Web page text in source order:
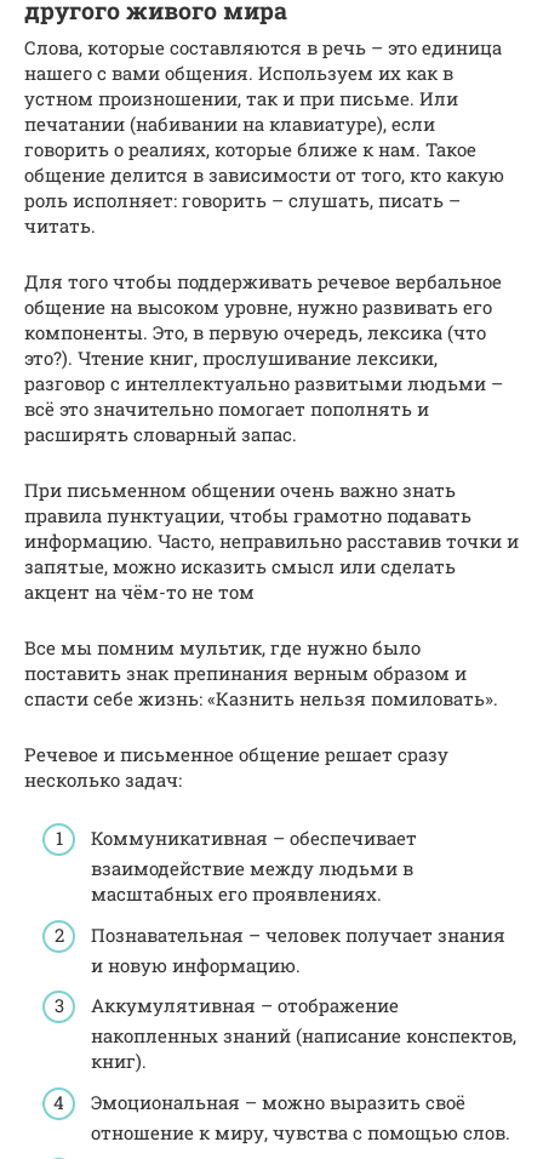
другого живого мира
Слова, которые составляются в речь – это единица
нашего с вами общения. Используем их как в
устном произношении, так и при письме. Или
печатании (набивании на клавиатуре), если
говорить о реалиях, которые ближе к нам. Такое
общение делится в зависимости от того, кто какую
роль исполняет: говорить – слушать, писать –
читать.
Для того чтобы поддерживать речевое вербальное
общение на высоком уровне, нужно развивать его
компоненты. Это, в первую очередь, лексика (что
это?). Чтение книг, прослушивание лексики,
разговор с интеллектуально развитыми людьми –
всё это значительно помогает пополнять и
расширять словарный запас.
При письменном общении очень важно знать
правила пунктуации, чтобы грамотно подавать
информацию. Часто, неправильно расставив точки и
запятые, можно исказить смысл или сделать
акцент на чём-то не том
Все мы помним мультик, где нужно было
поставить знак препинания верным образом и
спасти себе жизнь: «Казнить нельзя помиловать».
Речевое и письменное общение решает сразу
несколько задач:
Коммуникативная – обеспечивает
взаимодействие между людьми в
масштабных его проявлениях.
Познавательная – человек получает знания
и новую информацию.
Аккумулятивная – отображение
накопленных знаний (написание конспектов,
книг).
Эмоциональная – можно выразить своё
отношение к миру, чувства с помощью слов.